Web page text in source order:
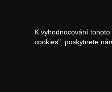
K vyhodnocování
cookies", poskytnete